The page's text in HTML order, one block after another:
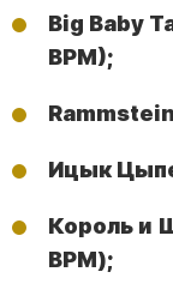
Big Baby
BPM);
Ицык
Король и
BPM);